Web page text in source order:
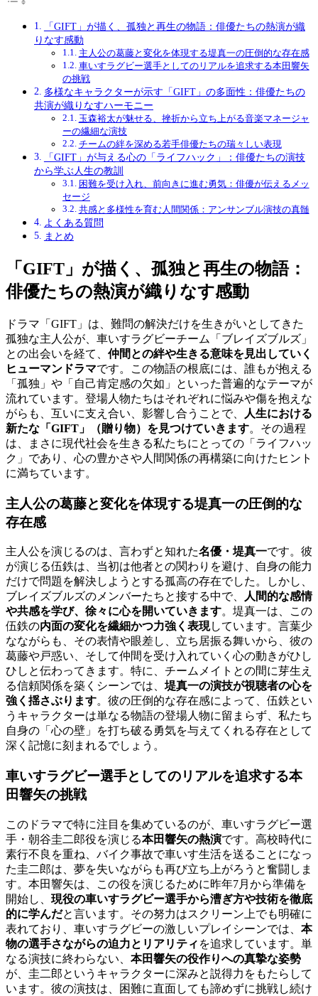
「GIFT」が描く、孤独と再生の物語：俳優たちの熱演が織
りなす感動
主人公の葛藤と変化を体現する堤真一の圧倒的な存在感
車いすラグビー選手としてのリアルを追求する本田響矢
の挑戦
多様なキャラクターが示す「GIFT」の多面性：俳優たちの
共演が織りなすハーモニー
玉森裕太が魅せる、挫折から立ち上がる音楽マネージャ
ーの繊細な演技
チームの絆を深める若手俳優たちの瑞々しい表現
「GIFT」が与える心の「ライフハック」：俳優たちの演技
から学ぶ人生の教訓
困難を受け入れ、前向きに進む勇気：俳優が伝えるメッ
セージ
共感と多様性を育む人間関係：アンサンブル演技の真髄
よくある質問
まとめ
「GIFT」が描く、孤独と再生の物語：
俳優たちの熱演が織りなす感動
ドラマ「GIFT」は、難問の解決だけを生きがいとしてきた
孤独な主人公が、車いすラグビーチーム「ブレイズブルズ」
との出会いを経て、 仲間との絆や生きる意味を見出していく
ヒューマンドラマです。この物語の根底には、誰もが抱える
「孤独」や「自己肯定感の欠如」といった普遍的なテーマが
流れています。登場人物たちはそれぞれに悩みや傷を抱えな
がらも、互いに支え合い、影響し合うことで、
人生における
新たな「GIFT」（贈り物）を見つけていきます。その過程
は、まさに現代社会を生きる私たちにとっての「ライフハッ
ク」であり、心の豊かさや人間関係の再構築に向けたヒント
に満ちています。
主人公の葛藤と変化を体現する堤真一の圧倒的な
存在感
主人公を演じるのは、言わずと知れた名優・堤真一です。彼
が演じる伍鉄は、当初は他者との関わりを避け、自身の能力
だけで問題を解決しようとする孤高の存在でした。しかし、
ブレイズブルズのメンバーたちと接する中で、
人間的な感情
や共感を学び、徐々に心を開いていきます。堤真一は、この
伍鉄の内面の変化を繊細かつ力強く表現しています。言葉少
なながらも、その表情や眼差し、立ち居振る舞いから、彼の
葛藤や戸惑い、そして仲間を受け入れていく心の動きがひし
ひしと伝わってきます。特に、チームメイトとの間に芽生え
る信頼関係を築くシーンでは、 堤真一の演技が視聴者の心を
強く揺さぶります。彼の圧倒的な存在感によって、伍鉄とい
うキャラクターは単なる物語の登場人物に留まらず、私たち
自身の「心の壁」を打ち破る勇気を与えてくれる存在として
深く記憶に刻まれるでしょう。
車いすラグビー選手としてのリアルを追求する本
田響矢の挑戦
このドラマで特に注目を集めているのが、車いすラグビー選
手・朝谷圭二郎役を演じる本田響矢の熱演です。高校時代に
素行不良を重ね、バイク事故で車いす生活を送ることになっ
た圭二郎は、夢を失いながらも再び立ち上がろうと奮闘しま
す。本田響矢は、この役を演じるために昨年7月から準備を
開始し、 現役の車いすラグビー選手から漕ぎ方や技術を徹底
的に学んだと言います。その努力はスクリーン上でも明確に
表れており、車いすラグビーの激しいプレイシーンでは、 本
物の選手さながらの迫力とリアリティ を追求しています。単
なる演技に終わらない、 本田響矢の役作りへの真摯な姿勢
が、圭二郎というキャラクターに深みと説得力をもたらして
います。彼の演技は、困難に直面しても諦めずに挑戦し続け